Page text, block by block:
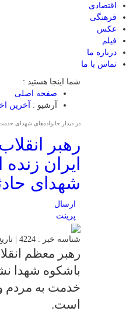
اقتصادی
فرهنگی
عکس
فیلم
درباره ما
تماس با ما
شما اینجا هستید :
صفحه اصلی
آرشیو :
آخرین
در دیدار خانواده‌های شهدای
رهبر
ایران
شهدای
ارسال
پرینت
شناسه خبر : 4224 | تاریخ انتشار : 06 خرداد 1403 - 11:59 | تعداد دیدگاه :
رهبر معظم
باشکوه شهدا
خدمت به مردم
است.